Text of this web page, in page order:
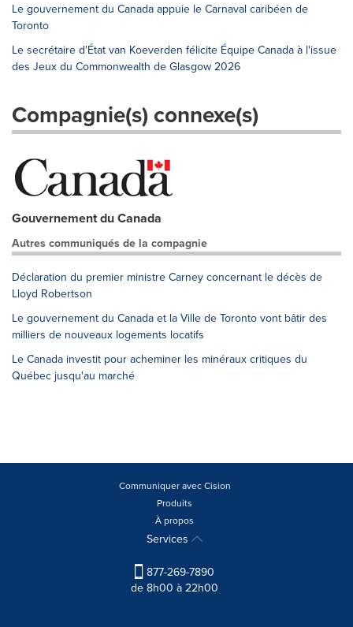
Le gouvernement du Canada appuie le Carnaval caribéen de
Toronto
Le secrétaire d'État van Koeverden félicite Équipe Canada à l'issue
des Jeux du Commonwealth de Glasgow 2026
Compagnie(s) connexe(s)
Gouvernement du Canada
Autres communiqués de la compagnie
Déclaration du premier ministre Carney concernant le décès de
Lloyd Robertson
Le gouvernement du Canada et la Ville de Toronto vont bâtir des
milliers de nouveaux logements locatifs
Le Canada investit pour acheminer les minéraux critiques du
Québec jusqu'au marché
Communiquer avec Cision
Produits
À propos
Services
877-269-7890
de 8h00 à 22h00